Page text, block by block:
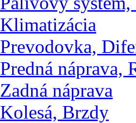
Klimatizácia
Prevodovka,
Predná náprava,
Zadná náprava
Kolesá, Brzdy